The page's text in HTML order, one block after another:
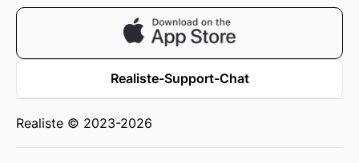
Realiste-Support-Chat
Realiste © 2023-2026